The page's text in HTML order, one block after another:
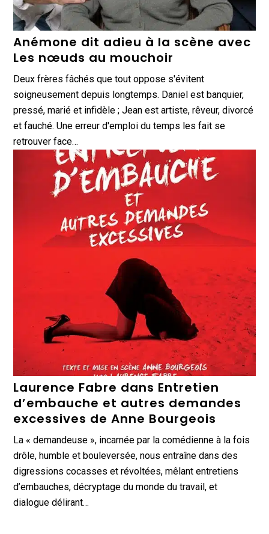
Anémone dit adieu à la scène avec
Les nœuds au mouchoir
Deux frères fâchés que tout oppose s'évitent
soigneusement depuis longtemps. Daniel est banquier,
pressé, marié et infidèle ; Jean est artiste, rêveur, divorcé
et fauché. Une erreur d'emploi du temps les fait se
retrouver face…
Laurence Fabre dans Entretien
d’embauche et autres demandes
excessives de Anne Bourgeois
La « demandeuse », incarnée par la comédienne à la fois
drôle, humble et bouleversée, nous entraîne dans des
digressions cocasses et révoltées, mêlant entretiens
d’embauches, décryptage du monde du travail, et
dialogue délirant…